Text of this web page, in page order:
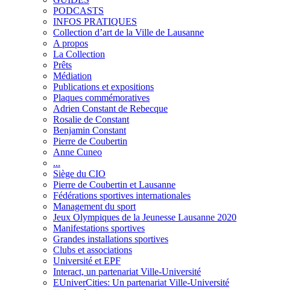
PODCASTS
INFOS PRATIQUES
Collection d’art de la Ville de Lausanne
A propos
La Collection
Prêts
Médiation
Publications et expositions
Plaques commémoratives
Adrien Constant de Rebecque
Rosalie de Constant
Benjamin Constant
Pierre de Coubertin
Anne Cuneo
...
Siège du CIO
Pierre de Coubertin et Lausanne
Fédérations sportives internationales
Management du sport
Jeux Olympiques de la Jeunesse Lausanne 2020
Manifestations sportives
Grandes installations sportives
Clubs et associations
Université et EPF
Interact, un partenariat Ville-Université
EUniverCities: Un partenariat Ville-Université